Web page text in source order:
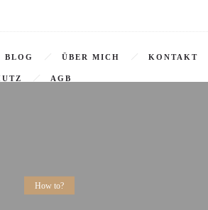
BLOG ÜBER MICH KONTAKT
AGB
How to?